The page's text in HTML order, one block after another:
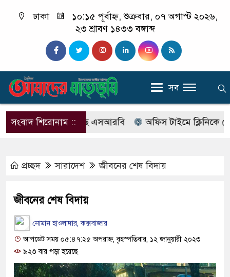
ঢাকা
১০:১৫ পূর্বাহ্ন, শুক্রবার, ০৭ অগাস্ট ২০২৬,
২৩ শ্রাবণ ১৪৩৩ বঙ্গাব্দ
সব
সংবাদ শিরোনাম ::
নাম বদলে আসছে এসআরবি অফিস টাইমে ক্লিনিকে রোগী
প্রচ্ছদ সারাদেশ জীবনের শেষ বিদায়
জীবনের শেষ বিদায়
নোমান হাওলাদার, কক্সবাজার
আপডেট সময় ০৫:৪৭:২৫ অপরাহ্ন, বৃহস্পতিবার, ১২ জানুয়ারী ২০২৩
৯২৩ বার পড়া হয়েছে